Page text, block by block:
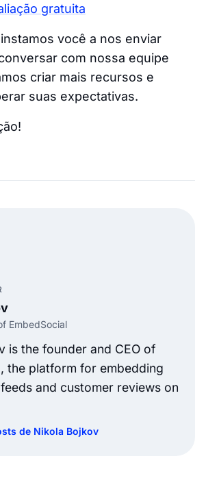
gratuita
você a nos enviar
com nossa equipe
criar mais recursos e
suas expectativas.
EmbedSocial
is the founder and CEO of
the platform for embedding
and customer reviews on
de Nikola Bojkov